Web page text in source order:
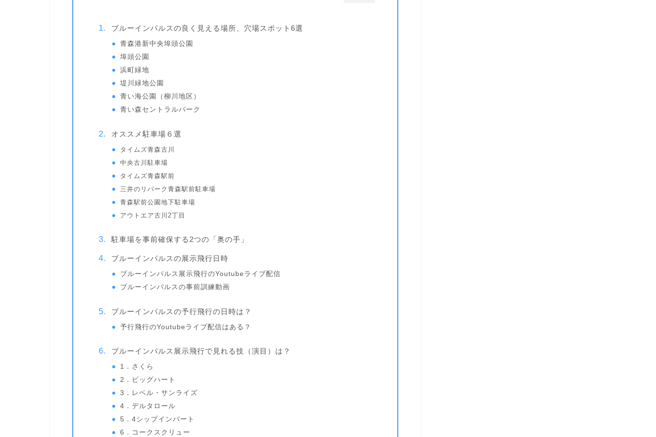
ブルーインパルスの良く見える場所、穴場スポット6選
青森港新中央埠頭公園
埠頭公園
浜町緑地
堤川緑地公園
青い海公園（柳川地区）
青い森セントラルパーク
オススメ駐車場６選
タイムズ青森古川
中央古川駐車場
タイムズ青森駅前
三井のリパーク青森駅前駐車場
青森駅前公園地下駐車場
アウトエア古川2丁目
駐車場を事前確保する2つの「奥の手」
ブルーインパルスの展示飛行日時
ブルーインパルス展示飛行のYoutubeライブ配信
ブルーインパルスの事前訓練動画
ブルーインパルスの予行飛行の日時は？
予行飛行のYoutubeライブ配信はある？
ブルーインパルス展示飛行で見れる技（演目）は？
1．さくら
2．ビッグハート
3．レベル・サンライズ
4．デルタロール
5．4シップインバート
6．コークスクリュー